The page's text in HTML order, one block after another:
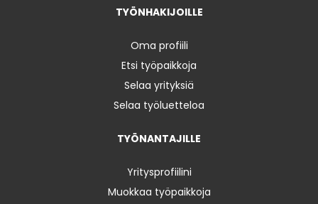
TYÖNHAKIJOILLE
Oma profiili
Etsi työpaikkoja
Selaa yrityksiä
Selaa työluetteloa
TYÖNANTAJILLE
Yritysprofiilini
Muokkaa työpaikkoja